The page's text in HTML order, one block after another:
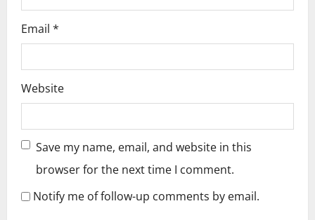
Email *
Website
Save my name, email, and website in this
browser for the next time I comment.
Notify me of follow-up comments by email.